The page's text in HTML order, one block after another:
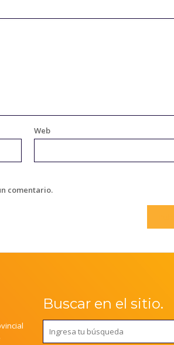
Web
comentario.
Buscar en el sitio.